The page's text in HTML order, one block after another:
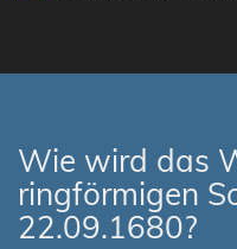
Wie wird das
ringförmigen
22.09.1680?